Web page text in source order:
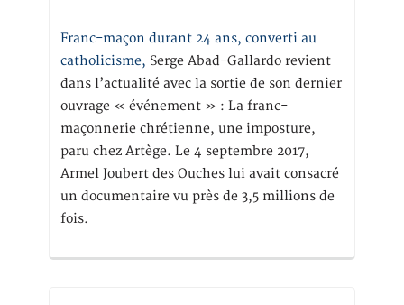
Franc-maçon durant 24 ans, converti au
catholicisme, Serge Abad-Gallardo revient
dans l’actualité avec la sortie de son dernier
ouvrage « événement » : La franc-
maçonnerie chrétienne, une imposture,
paru chez Artège. Le 4 septembre 2017,
Armel Joubert des Ouches lui avait consacré
un documentaire vu près de 3,5 millions de
fois.